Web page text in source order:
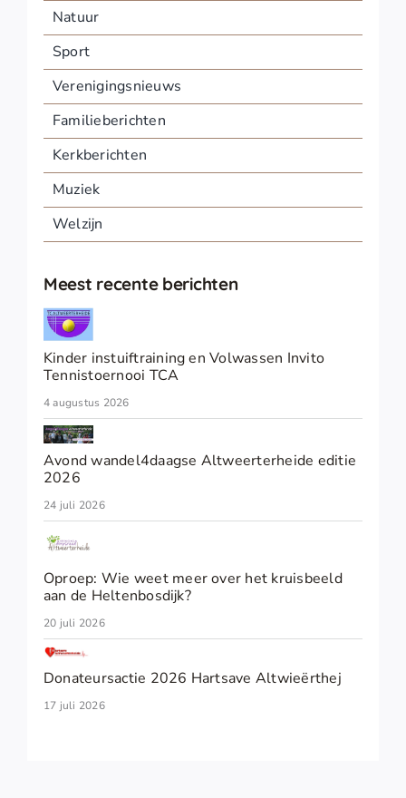
Natuur
Sport
Verenigingsnieuws
Familieberichten
Kerkberichten
Muziek
Welzijn
Meest recente berichten
Kinder instuiftraining en Volwassen Invito
Tennistoernooi TCA
4 augustus 2026
Avond wandel4daagse Altweerterheide editie
2026
24 juli 2026
Oproep: Wie weet meer over het kruisbeeld
aan de Heltenbosdijk?
20 juli 2026
Donateursactie 2026 Hartsave Altwieërthej
17 juli 2026